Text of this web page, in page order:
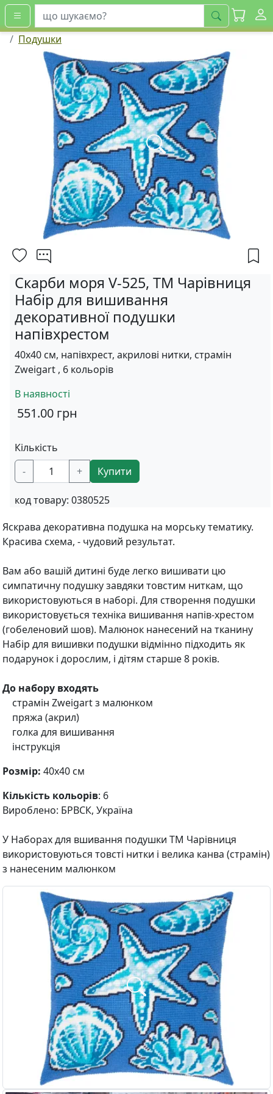
шукати
Подушки
Скарби моря V-525, ТМ Чарівниця
Набір для вишивання
декоративної подушки
напівхрестом
40х40 см, напівхрест, акрилові нитки, страмін
Zweigart , 6 кольорів
В наявності
551.00 грн
Кількість
-
+ Купити
код товару: 0380525
Яскрава декоративна подушка на морську тематику.
Красива схема, - чудовий результат.
Вам або вашій дитині буде легко вишивати цю
симпатичну подушку завдяки товстим ниткам, що
використовуються в наборі. Для створення подушки
використовується техніка вишивання напів-хрестом
(гобеленовий шов). Малюнок нанесений на тканину
Набір для вишивки подушки відмінно підходить як
подарунок і дорослим, і дітям старше 8 років.
До набору входять
страмін Zweigart з малюнком
пряжа (акрил)
голка для вишивання
інструкція
Розмір: 40х40 см
Кількість кольорів: 6
Вироблено: БРВСК, Україна
У Наборах для вшивання подушки ТМ Чарівниця
використовуються товсті нитки і велика канва (страмін)
з нанесеним малюнком